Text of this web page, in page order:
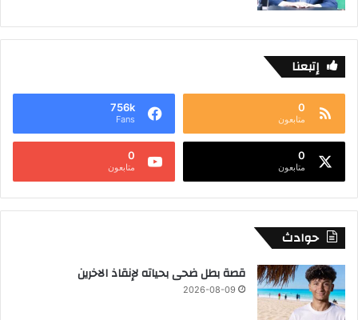
إتبعنا
0
متابعون
756k
Fans
0
متابعون
0
متابعون
حوادث
قصة بطل ضحى بحياته لإنقاذ الاخرين
2026-08-09